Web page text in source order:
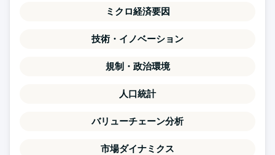
ミクロ経済要因
技術・イノベーション
規制・政治環境
人口統計
バリューチェーン分析
市場ダイナミクス